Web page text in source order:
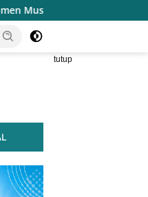
Pemerintah Desa Kalasey
tutup